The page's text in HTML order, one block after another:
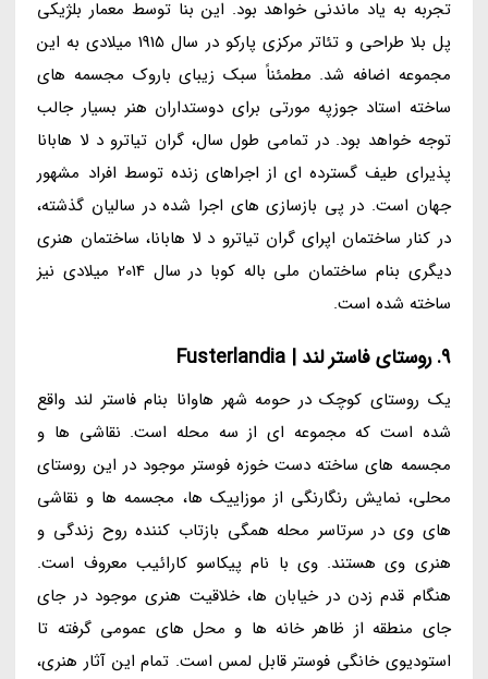
تجربه به یاد ماندنی خواهد بود. این بنا توسط معمار بلژیکی
پل بلا طراحی و تئاتر مرکزی پارکو در سال 1915 میلادی به این
مجموعه اضافه شد. مطمئناً سبک زیبای باروک مجسمه های
ساخته استاد جوزپه مورتی برای دوستداران هنر بسیار جالب
توجه خواهد بود. در تمامی طول سال، گران تیاترو د لا هابانا
پذیرای طیف گسترده ای از اجراهای زنده توسط افراد مشهور
جهان است. در پی بازسازی های اجرا شده در سالیان گذشته،
در کنار ساختمان اپرای گران تیاترو د لا هابانا، ساختمان هنری
دیگری بنام ساختمان ملی باله کوبا در سال 2014 میلادی نیز
ساخته شده است.
9. روستای فاستر لند | Fusterlandia
یک روستای کوچک در حومه شهر هاوانا بنام فاستر لند واقع
شده است که مجموعه ای از سه محله است. نقاشی ها و
مجسمه های ساخته دست خوزه فوستر موجود در این روستای
محلی، نمایش رنگارنگی از موزاییک ها، مجسمه ها و نقاشی
های وی در سرتاسر محله همگی بازتاب کننده روح زندگی و
هنری وی هستند. وی با نام پیکاسو کارائیب معروف است.
هنگام قدم زدن در خیابان ها، خلاقیت هنری موجود در جای
جای منطقه از ظاهر خانه ها و محل های عمومی گرفته تا
استودیوی خانگی فوستر قابل لمس است. تمام این آثار هنری،